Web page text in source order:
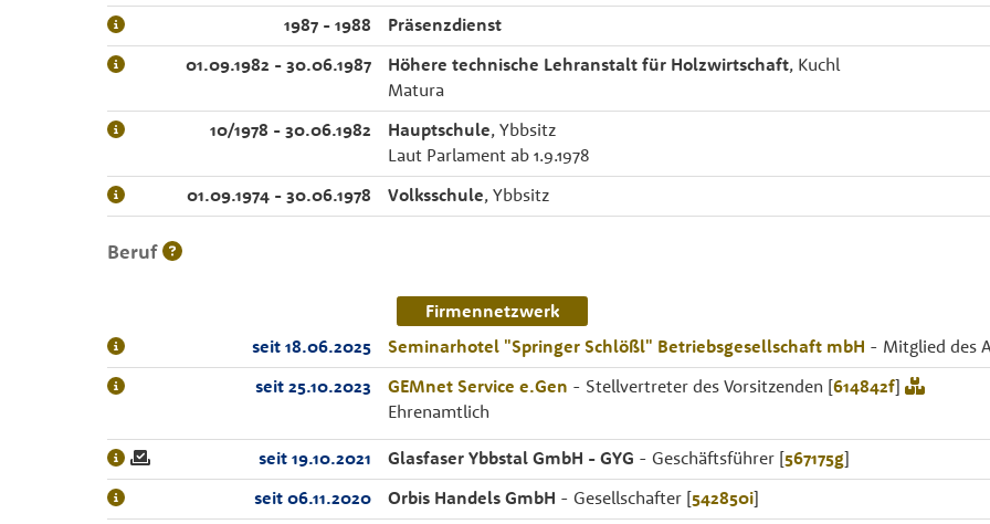
1987 - 1988
Präsenzdienst
01.09.1982 - 30.06.1987
Höhere technische Lehranstalt für Holzwirtschaft, Kuchl
Matura
10/1978 - 30.06.1982
Hauptschule, Ybbsitz
Laut Parlament ab 1.9.1978
01.09.1974 - 30.06.1978
Volksschule, Ybbsitz
Beruf
Firmennetzwerk
seit 18.06.2025
Seminarhotel "Springer Schlößl" Betriebsgesellschaft mbH - Mitglied des
seit 25.10.2023
GEMnet Service e.Gen - Stellvertreter des Vorsitzenden [614842f]
Ehrenamtlich
seit 19.10.2021 Glasfaser Ybbstal GmbH - GYG - Geschäftsführer [567175g]
seit 06.11.2020
Orbis Handels GmbH - Gesellschafter [542850i]